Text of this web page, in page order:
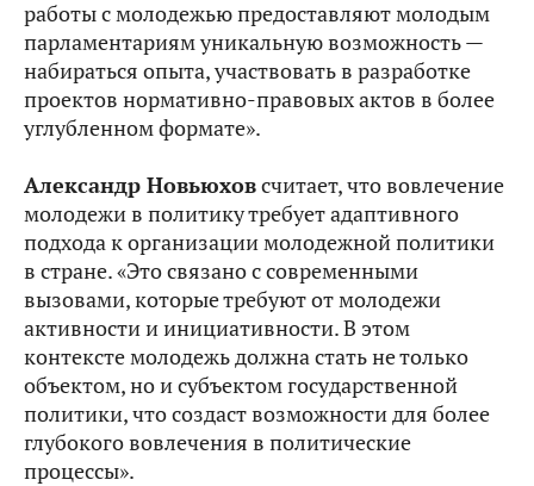
работы с молодежью предоставляют молодым
парламентариям уникальную возможность —
набираться опыта, участвовать в разработке
проектов нормативно-правовых актов в более
углубленном формате».
Александр Новьюховсчитает, что вовлечение
молодежи в политику требует адаптивного
подхода к организации молодежной политики
в стране. «Это связано с современными
вызовами, которые требуют от молодежи
активности и инициативности. В этом
контексте молодежь должна стать не только
объектом, но и субъектом государственной
политики, что создаст возможности для более
глубокого вовлечения в политические
процессы».